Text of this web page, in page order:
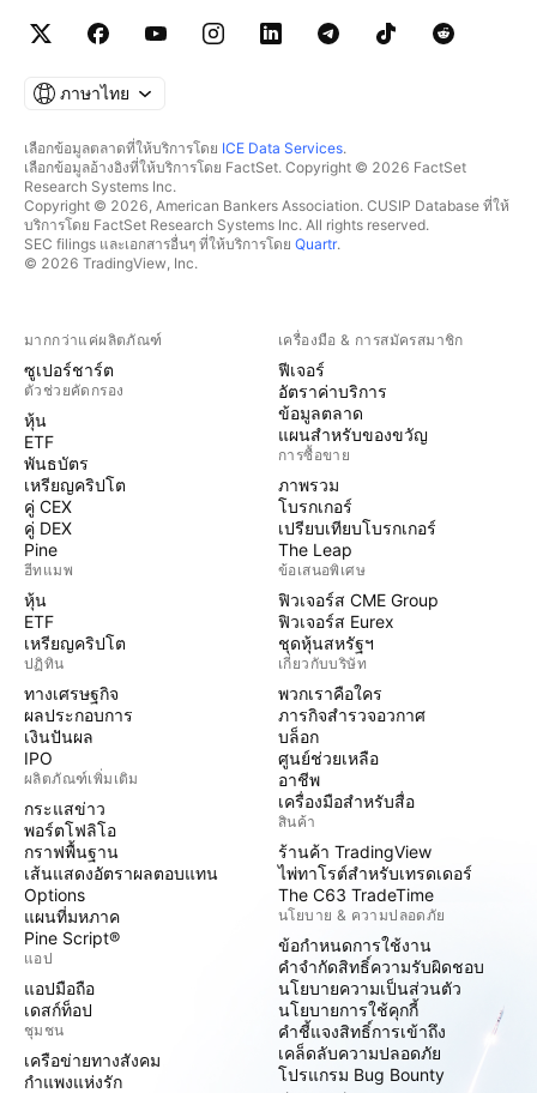
ภาษาไทย
เลือกข้อมูลตลาดที่ให้บริการโดย ICE Data Services.
เลือกข้อมูลอ้างอิงที่ให้บริการโดย FactSet. Copyright © 2026 FactSet
Research Systems Inc.
Copyright © 2026, American Bankers Association. CUSIP Database ที่ให้
บริการโดย FactSet Research Systems Inc. All rights reserved.
SEC filings และเอกสารอื่นๆ ที่ให้บริการโดย Quartr.
© 2026 TradingView, Inc.
มากกว่าแค่ผลิตภัณฑ์
ซูเปอร์ชาร์ต
ตัวช่วยคัดกรอง
หุ้น
ETF
พันธบัตร
เหรียญคริปโต
คู่ CEX
คู่ DEX
Pine
ฮีทแมพ
หุ้น
ETF
เหรียญคริปโต
ปฏิทิน
ทางเศรษฐกิจ
ผลประกอบการ
เงินปันผล
IPO
ผลิตภัณฑ์เพิ่มเติม
กระแสข่าว
พอร์ตโฟลิโอ
กราฟพื้นฐาน
เส้นแสดงอัตราผลตอบแทน
Options
แผนที่มหภาค
Pine Script®
แอป
แอปมือถือ
เดสก์ท็อป
ชุมชน
เครือข่ายทางสังคม
กำแพงแห่งรัก
เครื่องมือ & การสมัครสมาชิก
ฟีเจอร์
อัตราค่าบริการ
ข้อมูลตลาด
แผนสำหรับของขวัญ
การซื้อขาย
ภาพรวม
โบรกเกอร์
เปรียบเทียบโบรกเกอร์
The Leap
ข้อเสนอพิเศษ
ฟิวเจอร์ส CME Group
ฟิวเจอร์ส Eurex
ชุดหุ้นสหรัฐฯ
เกี่ยวกับบริษัท
พวกเราคือใคร
ภารกิจสำรวจอวกาศ
บล็อก
ศูนย์ช่วยเหลือ
อาชีพ
เครื่องมือสำหรับสื่อ
สินค้า
ร้านค้า TradingView
ไพ่ทาโรต์สำหรับเทรดเดอร์
The C63 TradeTime
นโยบาย & ความปลอดภัย
ข้อกำหนดการใช้งาน
คำจำกัดสิทธิ์ความรับผิดชอบ
นโยบายความเป็นส่วนตัว
นโยบายการใช้คุกกี้
คำชี้แจงสิทธิ์การเข้าถึง
เคล็ดลับความปลอดภัย
โปรแกรม Bug Bounty